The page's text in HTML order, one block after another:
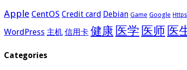
Apple CentOS Credit card Debian Game Google Https
WordPress 主机 信用卡 健康 医学 医师 医
Categories